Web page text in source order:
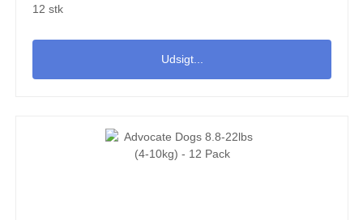
12 stk
Udsigt...